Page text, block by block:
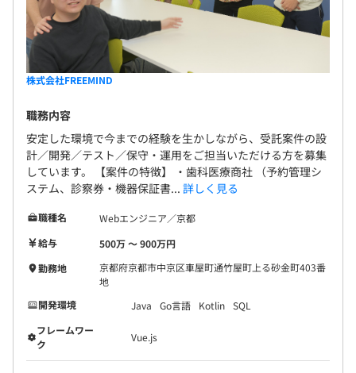
株式会社FREEMIND
職務内容
安定した環境で今までの経験を生かしながら、受託案件の設
計／開発／テスト／保守・運用をご担当いただける方を募集
しています。 【案件の特徴】 ・歯科医療商社 （予約管理シ
ステム、診察券・機器保証書... 詳しく見る
職種名
Webエンジニア／京都
給与
500万 〜 900万円
勤務地
京都府京都市中京区車屋町通竹屋町上る砂金町403番
地
開発環境
Java Go言語 Kotlin SQL
フレームワー
ク
Vue.js